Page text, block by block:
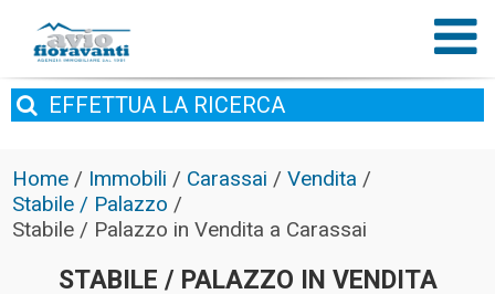
EFFETTUA LA RICERCA
Home / Immobili / Carassai /Vendita /
Stabile / Palazzo /
Stabile / Palazzo in Vendita a Carassai
STABILE / PALAZZO IN VENDITA